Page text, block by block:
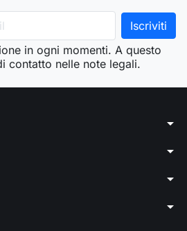
in ogni momenti. A questo
contatto nelle note legali.
arrow_drop_down
arrow_drop_down
arrow_drop_down
arrow_drop_down